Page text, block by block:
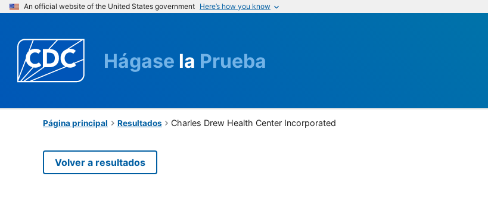
An official website of the United States government Here’s how you know
Hágase la Prueba
Página principal Resultados Charles Drew Health Center Incorporated
Volver a resultados